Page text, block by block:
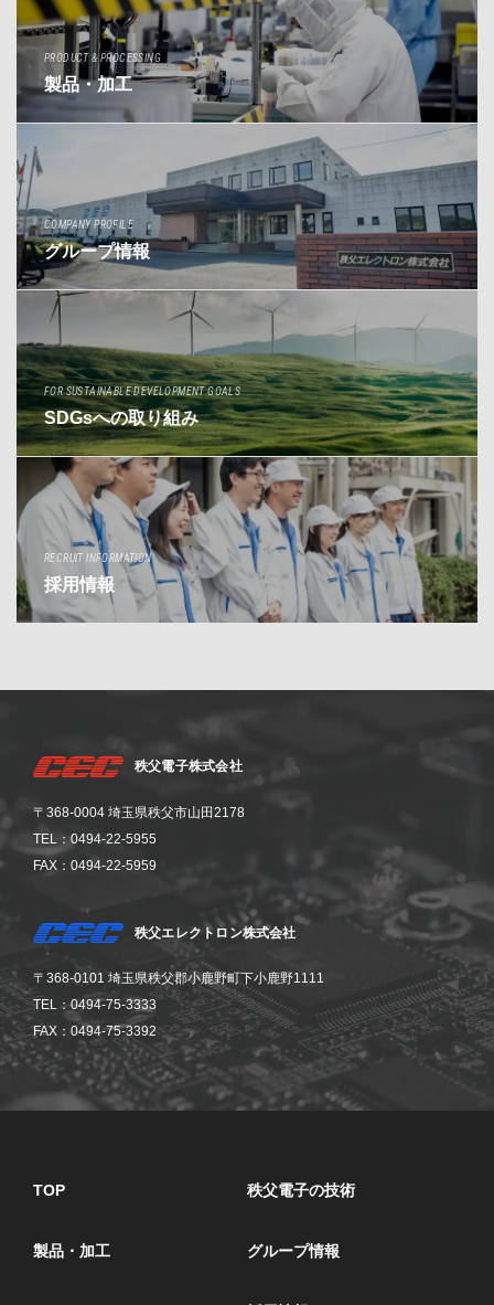
PRODUCT & PROCESSING
製品・加工
COMPANY PROFILE
グループ情報
FOR SUSTAINABLE DEVELOPMENT GOALS
SDGsへの取り組み
RECRUIT INFORMATION
採用情報
秩父電子株式会社
〒368-0004 埼玉県秩父市山田2178
TEL：0494-22-5955
FAX：0494-22-5959
秩父エレクトロン株式会社
〒368-0101 埼玉県秩父郡小鹿野町下小鹿野1111
TEL：0494-75-3333
FAX：0494-75-3392
TOP 秩父電子の技術
製品・加工 グループ情報